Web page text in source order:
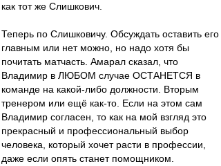
как тот же Слишкович.
Теперь по Слишковичу. Обсуждать оставить его
главным или нет можно, но надо хотя бы
почитать матчасть. Амарал сказал, что
Владимир в ЛЮБОМ случае ОСТАНЕТСЯ в
команде на какой-либо должности. Вторым
тренером или ещё как-то. Если на этом сам
Владимир согласен, то как на мой взгляд это
прекрасный и профессиональный выбор
человека, который хочет расти в профессии,
даже если опять станет помощником.